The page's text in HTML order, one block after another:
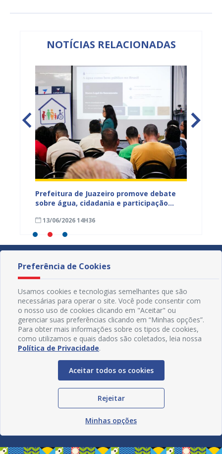
NOTÍCIAS RELACIONADAS
Prefeitura de Juazeiro promove debate
sobre água, cidadania e participação
comunidades urbanas e rurais
13/06/2026 14H36
Redes Sociais
Preferência de Cookies
Usamos cookies e tecnologias semelhantes que são
necessárias para operar o site. Você pode consentir com
o nosso uso de cookies clicando em "Aceitar" ou
gerenciar suas preferências clicando em “Minhas opções”.
Para obter mais informações sobre os tipos de cookies,
como utilizamos e quais dados são coletados, leia nossa
Política de Privacidade.
Aceitar todos os cookies
Rejeitar
Minhas opções